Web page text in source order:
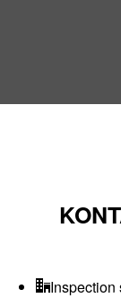
Inspection